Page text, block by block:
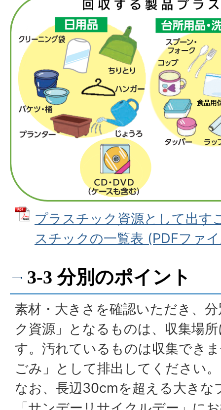
プラスチック資源として出す
スチックの一覧表 (PDFファ
3-3 分別のポイント
素材・大きさを確認いただき、
ク資源」となるものは、収集場
す。汚れているものは収集でき
ごみ」として排出してください。
なお、長辺30cmを超える大きな